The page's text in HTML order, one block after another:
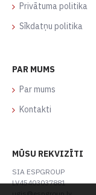
Privātuma politika
Sīkdatņu politika
PAR MUMS
Par mums
Kontakti
MŪSU REKVIZĪTI
SIA ESPGROUP
LV45403037881